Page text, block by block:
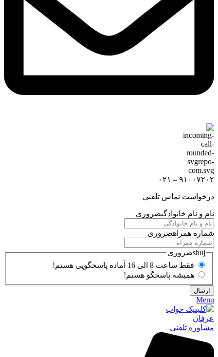
۹۱۰۰۷۲۰۲ – ۰۲۱
درخواست تماس تلفنی
نام و نام خانوادگیضروری
شماره همراهضروری
shujضروری
فقط ساعت 8 الی 16 آماده پاسخگویی هستم!
همیشه پاسخگو هستم!
Menu
مشاوره تلفنی